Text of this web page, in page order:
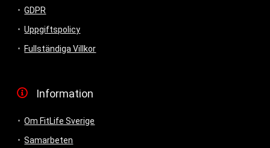
GDPR
Uppgiftspolicy
Fullständiga Villkor
Information
Om FitLife Sverige
Samarbeten